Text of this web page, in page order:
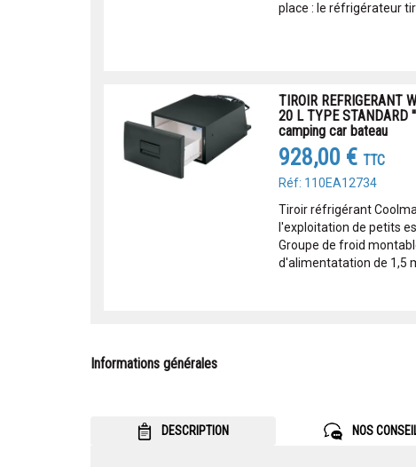
place : le réfrigérateur
TIROIR REFRIGERANT
20 L TYPE STANDARD
camping car bateau
928,00 € TTC
Réf: 110EA12734
Tiroir réfrigérant
l'exploitation de petits
Groupe de froid
d'alimentatation de 1,5
Informations générales
DESCRIPTION NOS